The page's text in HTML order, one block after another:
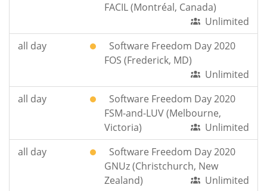
FACIL (Montréal, Canada)
Unlimited
all day
Software Freedom Day 2020
FOS (Frederick, MD)
Unlimited
all day
Software Freedom Day 2020
FSM-and-LUV (Melbourne,
Victoria)
Unlimited
all day
Software Freedom Day 2020
GNUz (Christchurch, New
Zealand)
Unlimited